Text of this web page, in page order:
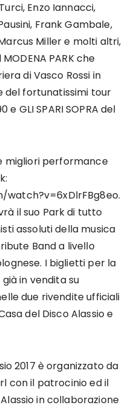
Enzo Iannacci,
Frank Gambale,
Miller e molti altri,
PARK che
di Vasco Rossi in
del fortunatissimi tour
e GLI SPARI SOPRA del
migliori performance
il suo Park di tutto
assoluti della musica
Band a livello
I biglietti per la
in vendita su
due rivendite ufficiali
del Disco Alassio e
2017 è organizzato da
con il patrocinio ed il
in collaborazione